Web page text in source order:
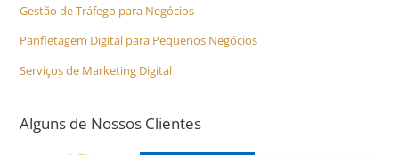
Gestão de Tráfego para Negócios
Panfletagem Digital para Pequenos Negócios
Serviços de Marketing Digital
Alguns de Nossos Clientes